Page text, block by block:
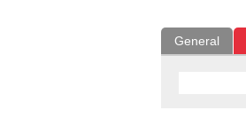
General